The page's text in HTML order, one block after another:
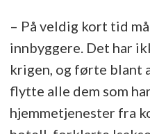
– På veldig kort tid
innbyggere. Det har
krigen, og førte blant
flytte alle dem som
hjemmetjenester fra